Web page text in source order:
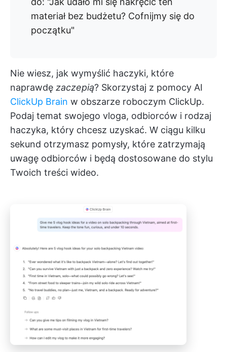
materiał bez budżetu? Cofnijmy się do
początku"
Nie wiesz, jak wymyślić haczyki, które
naprawdę zaczepią? Skorzystaj z pomocy AI
ClickUp Brain w obszarze roboczym ClickUp.
Podaj temat swojego vloga, odbiorców i rodzaj
haczyka, który chcesz uzyskać. W ciągu kilku
sekund otrzymasz pomysły, które zatrzymają
uwagę odbiorców i będą dostosowane do stylu
Twoich treści wideo.